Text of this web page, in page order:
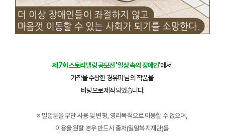
제7회 스토리텔링 공모전 '일상 속의 장애인'에서
가작을 수상한 경유미 님의 작품을
바탕으로 제작되었습니다.
※ 밀알툰을 무단 사용 및 변형, 영리목적으로 이용할 수 없으며,
이용을 원할 경우 반드시 출처(밀알복지재단)를